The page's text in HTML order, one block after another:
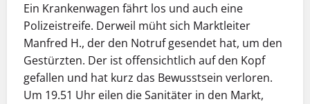
Ein Krankenwagen fährt los und auch eine
Polizeistreife. Derweil müht sich Marktleiter
Manfred H., der den Notruf gesendet hat, um den
Gestürzten. Der ist offensichtlich auf den Kopf
gefallen und hat kurz das Bewusstsein verloren.
Um 19.51 Uhr eilen die Sanitäter in den Markt,